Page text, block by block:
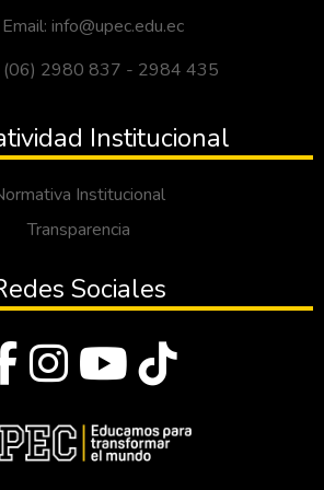
Email: info@upec.edu.ec
(06) 2980 837 - 2984 435
Institucional
Institucional
Transparencia
Sociales